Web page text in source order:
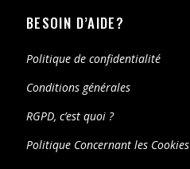
BESOIN D’AIDE?
Politique de confidentialité
Conditions générales
RGPD, c’est quoi ?
Politique Concernant les Cookies